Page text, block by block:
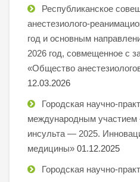
Республиканское
анестезиолого-
год и основным
2026 год, совмещенное с
«Общество
12.03.2026
Городская научно-
международным
инсульта — 2025.
медицины» 01.12.2025
Городская научно-